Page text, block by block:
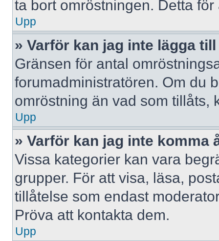
ta bort omröstningen. Detta
Upp
» Varför kan jag inte lägga
Gränsen för antal
forumadministratören. Om du
omröstning än vad som tillåts,
Upp
» Varför kan jag inte komma
Vissa kategorier kan vara
grupper. För att visa, läsa,
tillåtelse som endast
Pröva att kontakta dem.
Upp